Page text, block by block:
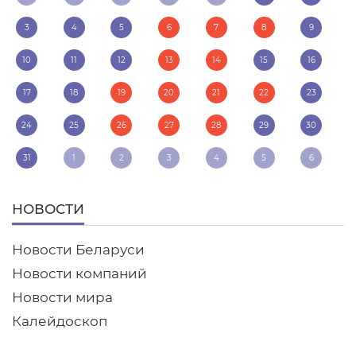
3 4 5 6 7 8 9
10 11 12 13 14 15 16
17 18 19 20 21 22 23
24 25 26 27 28 29 30
31 1 2 3 4 5 6
НОВОСТИ
Новости Беларуси
Новости компаний
Новости мира
Калейдоскоп